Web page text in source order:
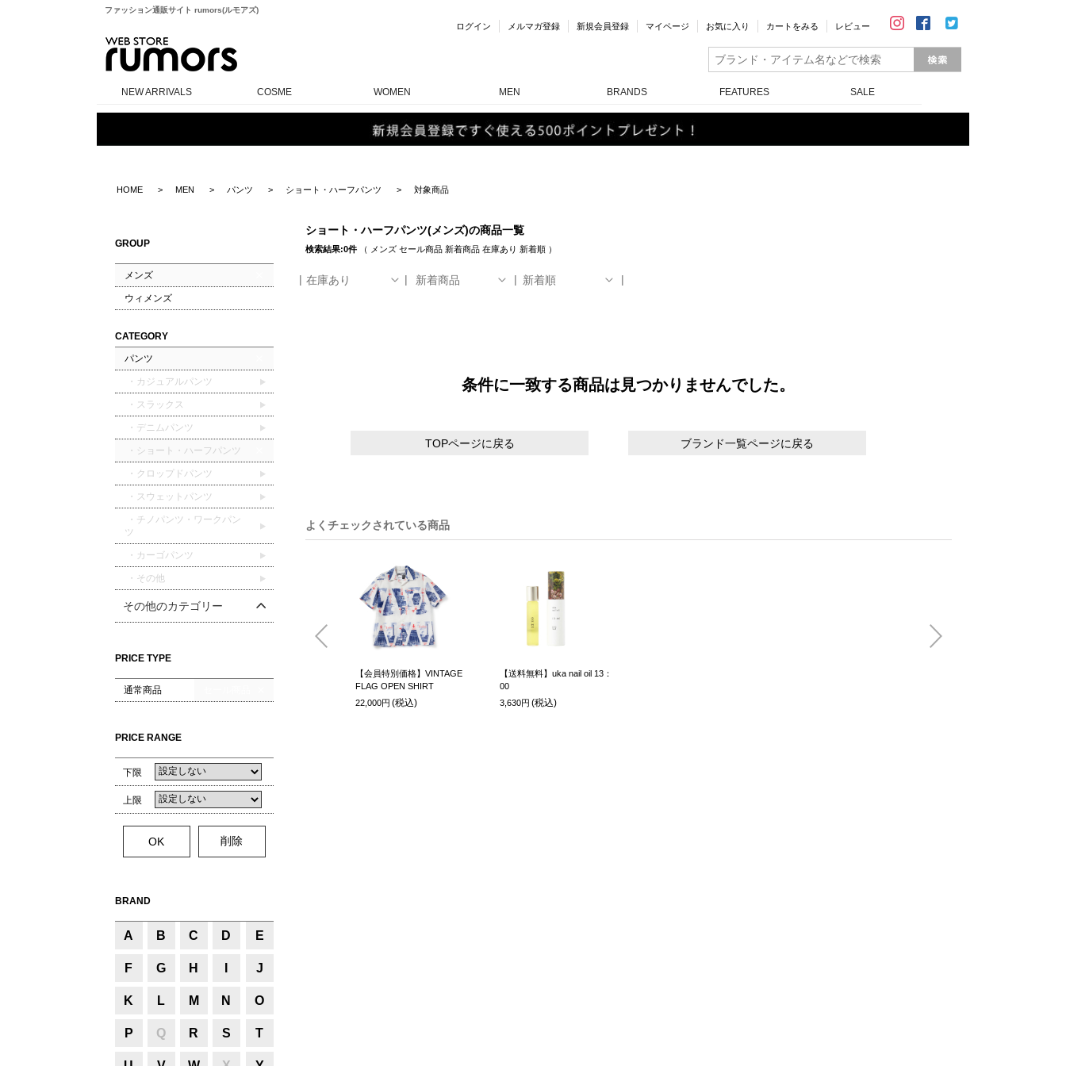
ファッション通販サイト rumors(ルモアズ)
ログイン メルマガ登録 新規会員登録 マイページ お気に入り カートをみる レビュー
NEW ARRIVALS COSME WOMEN MEN BRANDS FEATURES SALE
HOME MEN パンツ ショート・ハーフパンツ 対象商品
GROUP
メンズ
ウィメンズ
CATEGORY
パンツ
・カジュアルパンツ
・スラックス
・デニムパンツ
・ショート・ハーフパンツ
・クロップドパンツ
・スウェットパンツ
・チノパンツ・ワークパン
ツ
・カーゴパンツ
・その他
その他のカテゴリー
PRICE TYPE
通常商品
PRICE RANGE
下限
上限
BRAND
A B C D E
F G H J
K L M N O
P Q R S T
ショート・ハーフパンツ(メンズ)の商品一覧
検索結果:0件（ メンズ セール商品 新着商品 在庫あり 新着順）
在庫あり 新着商品 新着順
条件に一致する商品は見つかりませんでした。
TOPページに戻る ブランド一覧ページに戻る
よくチェックされている商品
【会員特別価格】VINTAGE
FLAG OPEN SHIRT
22,000円 (税込)
【送料無料】uka nail oil 13：
00
3,630円 (税込)